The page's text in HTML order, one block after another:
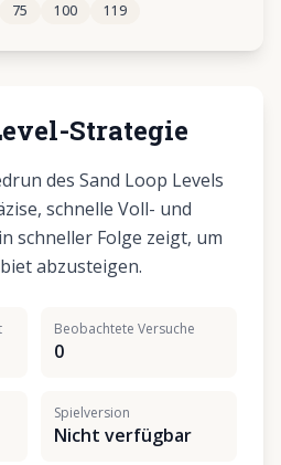
48 49
75 100 119
Strategie
des Sand Loop Levels
schnelle Voll- und
schneller Folge zeigt, um
abzusteigen.
Beobachtete Versuche
0
Spielversion
Nicht verfügbar